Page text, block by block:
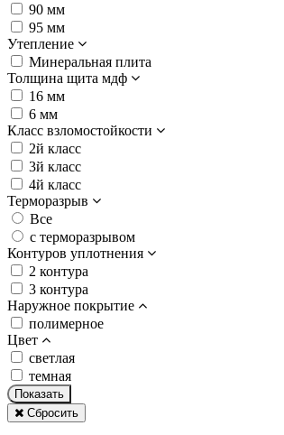
90 мм
95 мм
Утепление
Минеральная плита
Толщина щита мдф
16 мм
6 мм
Класс взломостойкости
2й класс
3й класс
4й класс
Терморазрыв
Все
с терморазрывом
Контуров уплотнения
2 контура
3 контура
Наружное покрытие
полимерное
Цвет
светлая
темная
Показать
Сбросить